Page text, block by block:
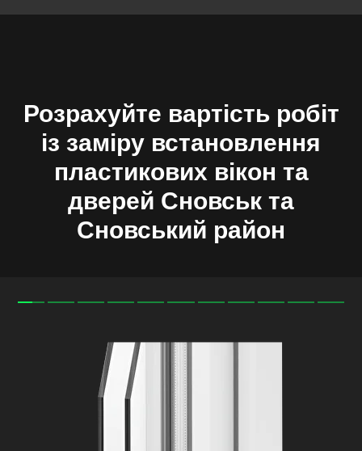
Розрахуйте вартість робіт
із заміру встановлення
пластикових вікон та
дверей Сновськ та
Сновський район